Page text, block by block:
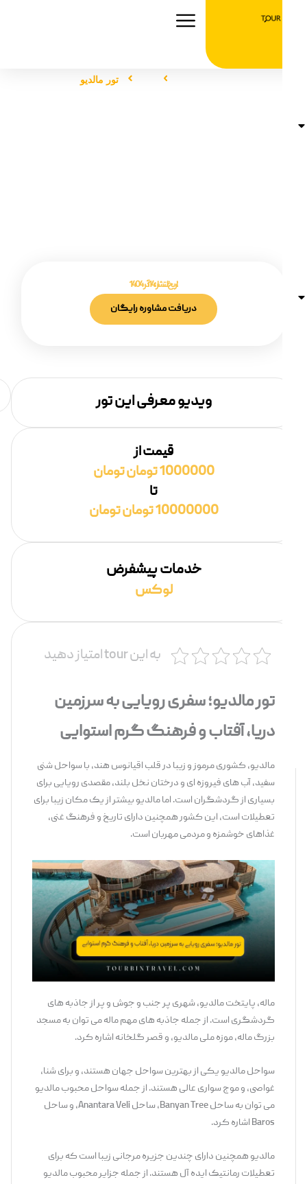
تور تور مالدیو
14 آذر 1404
دریافت مشاوره رایگان
ویدیو معرفی این تور
قیمت از
1000000 تومان تومان
10000000 تومان تومان
خدمات پیشفرض
لوکس
به این tour امتیاز دهید
تور مالدیو؛ سفری رویایی به سرزمین
دریا، آفتاب و فرهنگ گرم استوایی
مالدیو، کشوری مرموز و زیبا در قلب اقیانوس هند، با سواحل شنی
سفید، آب های فیروزه ای و درختان نخل بلند، مقصدی رویایی برای
بسیاری از گردشگران است. اما مالدیو بیشتر از یک مکان زیبا برای
تعطیلات است، این کشور همچنین دارای تاریخ و فرهنگ غنی،
غذاهای خوشمزه و مردمی مهربان است.
ماله، پایتخت مالدیو، شهری پر جنب و جوش و پر از جاذبه های
گردشگری است. از جمله جاذبه های مهم ماله می توان به مسجد
بزرگ ماله، موزه ملی مالدیو، و قصر گلخانه اشاره کرد.
سواحل مالدیو یکی از بهترین سواحل جهان هستند، و برای شنا،
غواصی، و موج سواری عالی هستند. از جمله سواحل محبوب مالدیو
می توان به ساحل Banyan Tree, ساحل Anantara Veli، و ساحل
مالدیو همچنین دارای چندین جزیره مرجانی زیبا است که برای
تعطیلات رمانتیک ایده آل هستند. از جمله جزایر محبوب مالدیو